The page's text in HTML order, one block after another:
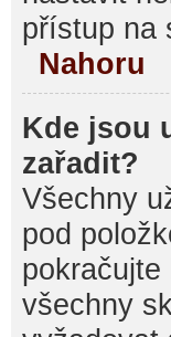
přístup na
Nahoru
Kde jsou
zařadit?
Všechny
pod
všechny